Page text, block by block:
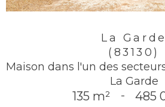
La Garde
(83130)
Maison dans l'un des
La Garde
135 m² - 485